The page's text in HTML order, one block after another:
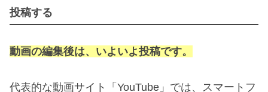
投稿する
動画の編集後は、いよいよ投稿です。
代表的な動画サイト「YouTube」では、スマートフ